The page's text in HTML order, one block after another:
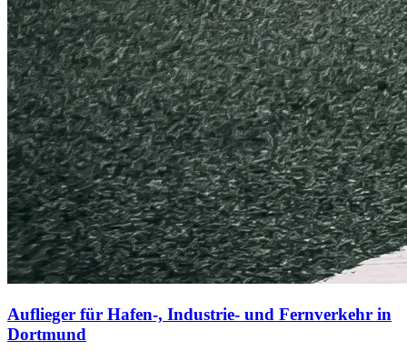
Auflieger für Hafen-, Industrie- und Fernverkehr in
Dortmund